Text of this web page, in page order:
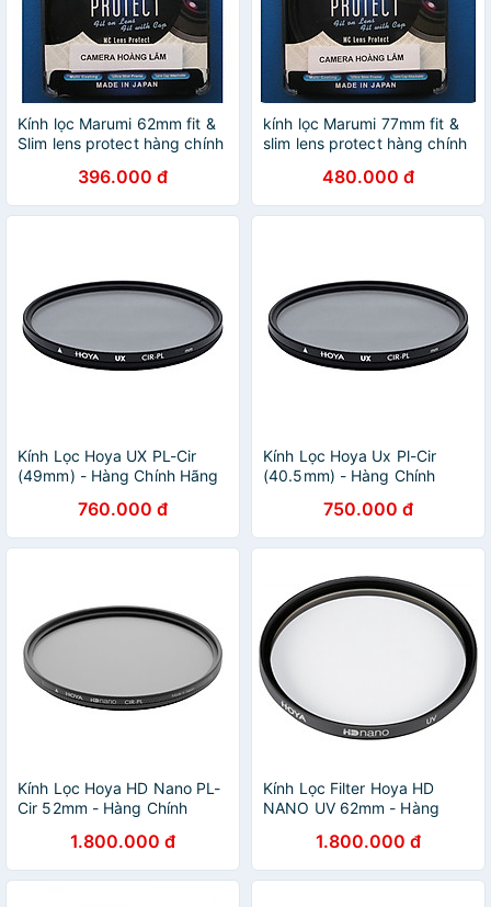
Kính lọc Marumi 62mm fit &
Slim lens protect hàng chính
396.000 đ
kính lọc Marumi 77mm fit &
slim lens protect hàng chính
480.000 đ
Kính Lọc Hoya UX PL-Cir
(49mm) - Hàng Chính Hãng
760.000 đ
Kính Lọc Hoya Ux Pl-Cir
(40.5mm) - Hàng Chính
750.000 đ
Kính Lọc Hoya HD Nano PL-
Cir 52mm - Hàng Chính
1.800.000 đ
Kính Lọc Filter Hoya HD
NANO UV 62mm - Hàng
1.800.000 đ